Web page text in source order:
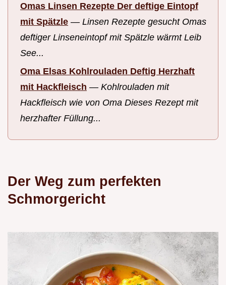
Omas Linsen Rezepte Der deftige Eintopf
mit Spätzle — Linsen Rezepte gesucht Omas
deftiger Linseneintopf mit Spätzle wärmt Leib
See...
Oma Elsas Kohlrouladen Deftig Herzhaft
mit Hackfleisch — Kohlrouladen mit
Hackfleisch wie von Oma Dieses Rezept mit
herzhafter Füllung...
Der Weg zum perfekten
Schmorgericht